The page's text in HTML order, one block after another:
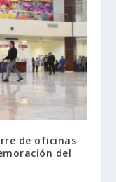
de oficinas
del